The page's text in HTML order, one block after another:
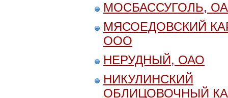
МОСБАССУГОЛЬ,
МЯСОЕДОВСКИЙ
ООО
НЕРУДНЫЙ, ОАО
НИКУЛИНСКИЙ
ОБЛИЦОВОЧНЫЙ